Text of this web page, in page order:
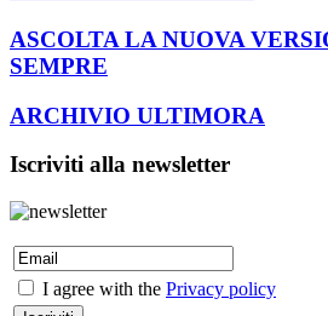
ASCOLTA LA NUOVA
SEMPRE
ARCHIVIO ULTIMORA
Iscriviti alla newsletter
I agree with the Privacy policy